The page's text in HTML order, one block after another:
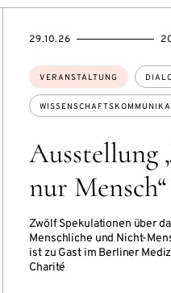
Ausstellung
nur Mensch“
Zwölf Spekulationen über
Menschliche und Nicht-
ist zu Gast im Berliner
Charité
Themen:
VERANSTALTUNG
EVENTBEGINSON
29.10.26
EVENTENDSON